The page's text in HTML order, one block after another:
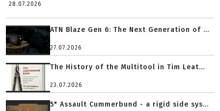
28.07.2026
ATN Blaze Gen 6: The Next Generation of ...
27.07.2026
The History of the Multitool in Tim Leat...
23.07.2026
5" Assault Cummerbund - a rigid side sys...